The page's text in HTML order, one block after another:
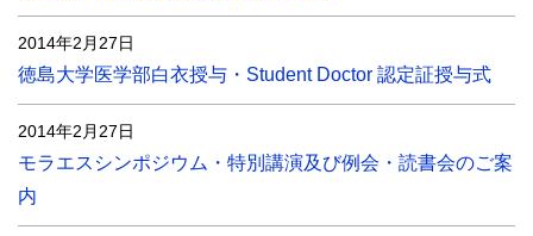
2014年2月27日
徳島大学医学部白衣授与・Student Doctor 認定証授与式
2014年2月27日
モラエスシンポジウム・特別講演及び例会・読書会のご案
内